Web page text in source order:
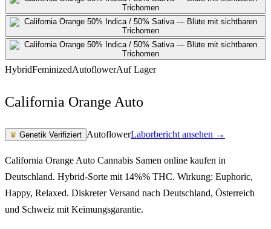
HybridFeminizedAutoflowerAuf Lager
California Orange Auto
♛ Genetik Verifiziert AutoflowerLaborbericht ansehen →
California Orange Auto Cannabis Samen online kaufen in
Deutschland. Hybrid-Sorte mit 14%% THC. Wirkung: Euphoric,
Happy, Relaxed. Diskreter Versand nach Deutschland, Österreich
und Schweiz mit Keimungsgarantie.